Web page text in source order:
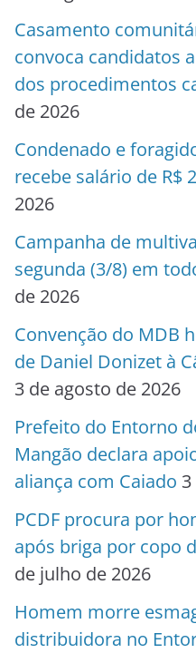
Casamento
convoca candidatos
dos procedimentos
de 2026
Condenado e
recebe salário de R$
2026
Campanha de
segunda (3/8) em
de 2026
Convenção do MDB
de Daniel Donizet à
3 de agosto de 2026
Prefeito do Entorno
Mangão declara
aliança com Caiado
PCDF procura por
após briga por copo
de julho de 2026
Homem morre
distribuidora no